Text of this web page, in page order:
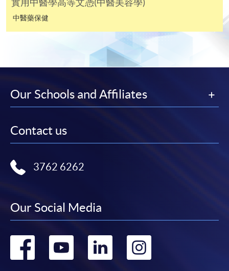
碼，請瀏覽繳費靈網址http://www.ppshk.com
*信用咭網上繳費服務- 申請人可以 VISA 或
Mastercard（包括「香港大學專業進修學院
Mastercard卡」）繳付學費。
月免息分期付款優惠，必須親臨本學院設有報名服務的教
學中心作付款安排。
如欲了解如何於網上報讀新課程及繳費，請瀏覽網上
-短期課程
報讀同一學歷頒授課程內其他單元
個別課程為須報讀同一學歷頒授課程及其他單元或繳
實用中醫學高等文憑(中醫美容學)
中醫藥保健
Our Schools and Affiliates
Contact us
3762 6262
Our Social Media
Go
Go
Go